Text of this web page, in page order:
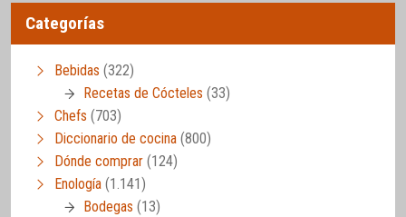
Categorías
Bebidas (322)
Recetas de Cócteles (33)
Chefs (703)
Diccionario de cocina (800)
Dónde comprar (124)
Enología (1.141)
Bodegas (13)